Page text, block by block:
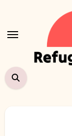
springen